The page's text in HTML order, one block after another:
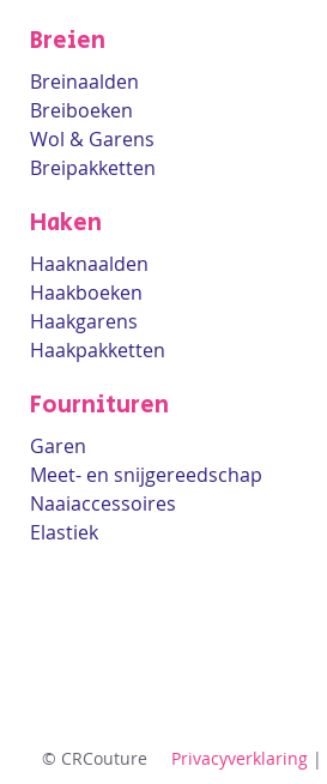
Breien
Breinaalden
Breiboeken
Wol & Garens
Breipakketten
Haken
Haaknaalden
Haakboeken
Haakgarens
Haakpakketten
Fournituren
Garen
Meet- en snijgereedschap
Naaiaccessoires
Elastiek
© CRCouture Privacyverklaring |